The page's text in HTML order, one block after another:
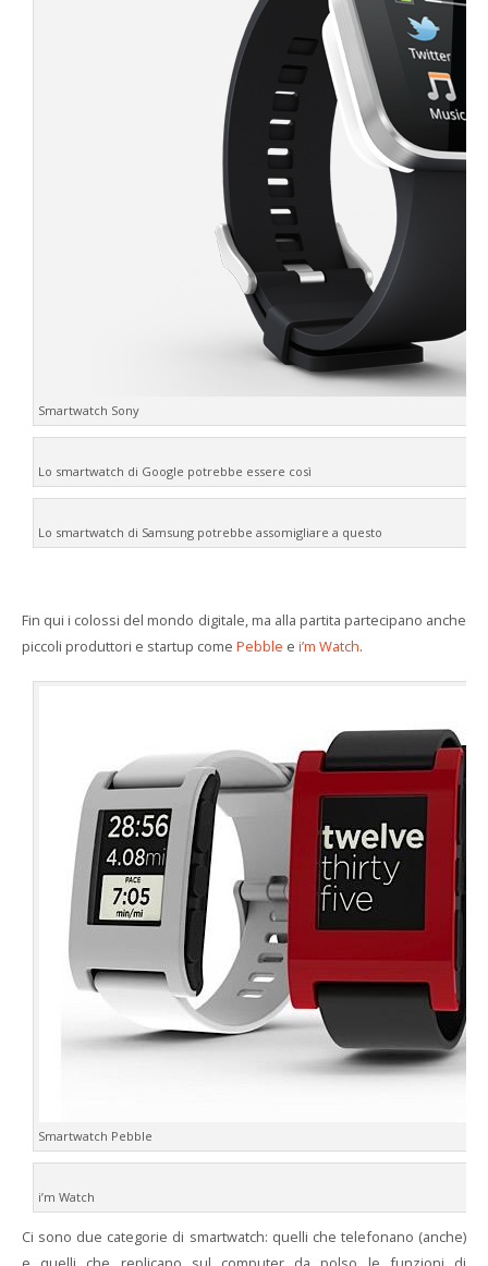
Smartwatch Sony
Lo smartwatch di Google potrebbe essere così
Lo smartwatch di Samsung potrebbe assomigliare a questo
Fin qui i colossi del mondo digitale, ma alla partita partecipano anche
piccoli produttori e startup come Pebble e i’m Watch.
Smartwatch Pebble
i’m Watch
Ci sono due categorie di smartwatch: quelli che telefonano (anche)